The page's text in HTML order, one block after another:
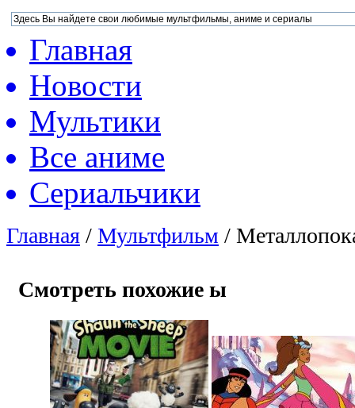
Главная
Новости
Мультики
Все аниме
Сериальчики
Главная / Мультфильм /
Смотреть похожие ы